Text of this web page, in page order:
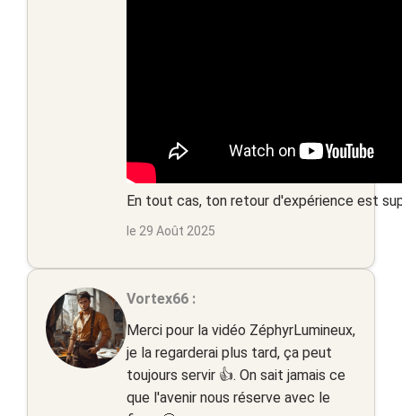
En tout cas, ton retour d'expérience est
le 29 Août 2025
Vortex66 :
Merci pour la vidéo ZéphyrLumineux,
je la regarderai plus tard, ça peut
toujours servir 👍. On sait jamais ce
que l'avenir nous réserve avec le